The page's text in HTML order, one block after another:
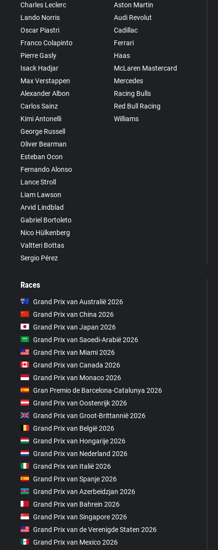
Charles Leclerc
Lando Norris
Oscar Piastri
Franco Colapinto
Pierre Gasly
Isack Hadjar
Max Verstappen
Alexander Albon
Carlos Sainz
Kimi Antonelli
George Russell
Oliver Bearman
Esteban Ocon
Fernando Alonso
Lance Stroll
Liam Lawson
Arvid Lindblad
Gabriel Bortoleto
Nico Hülkenberg
Valtteri Bottas
Sergio Pérez
Aston Martin
Audi Revolut
Cadillac
Ferrari
Haas
McLaren Mastercard
Mercedes
Racing Bulls
Red Bull Racing
Williams
Races
Grand Prix van Australië 2026
Grand Prix van China 2026
Grand Prix van Japan 2026
Grand Prix van Saoedi-Arabië 2026
Grand Prix van Miami 2026
Grand Prix van Canada 2026
Grand Prix van Monaco 2026
Gran Premio de Barcelona-Catalunya 2026
Grand Prix van Oostenrijk 2026
Grand Prix van Groot-Brittannië 2026
Grand Prix van België 2026
Grand Prix van Hongarije 2026
Grand Prix van Nederland 2026
Grand Prix van Italië 2026
Grand Prix van Spanje 2026
Grand Prix van Azerbeidzjan 2026
Grand Prix van Bahrein 2026
Grand Prix van Singapore 2026
Grand Prix van de Verenigde Staten 2026
Grand Prix van Mexico 2026